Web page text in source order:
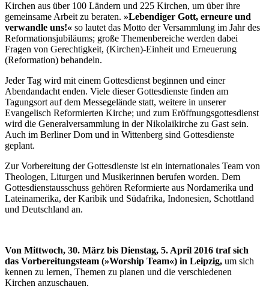
Kirchen aus über 100 Ländern und 225 Kirchen, um über ihre
gemeinsame Arbeit zu beraten. »Lebendiger Gott, erneure und
verwandle uns!« so lautet das Motto der Versammlung im Jahr des
Reformationsjubiläums; große Themenbereiche werden dabei
Fragen von Gerechtigkeit, (Kirchen)-Einheit und Erneuerung
(Reformation) behandeln.
Jeder Tag wird mit einem Gottesdienst beginnen und einer
Abendandacht enden. Viele dieser Gottesdienste finden am
Tagungsort auf dem Messegelände statt, weitere in unserer
Evangelisch Reformierten Kirche; und zum Eröffnungsgottesdienst
wird die Generalversammlung in der Nikolaikirche zu Gast sein.
Auch im Berliner Dom und in Wittenberg sind Gottesdienste
geplant.
Zur Vorbereitung der Gottesdienste ist ein internationales Team von
Theologen, Liturgen und Musikerinnen berufen worden. Dem
Gottesdienstausschuss gehören Reformierte aus Nordamerika und
Lateinamerika, der Karibik und Südafrika, Indonesien, Schottland
und Deutschland an.
Von Mittwoch, 30. März bis Dienstag, 5. April 2016 traf sich
das Vorbereitungsteam (»Worship Team«) in Leipzig, um sich
kennen zu lernen, Themen zu planen und die verschiedenen
Kirchen anzuschauen.